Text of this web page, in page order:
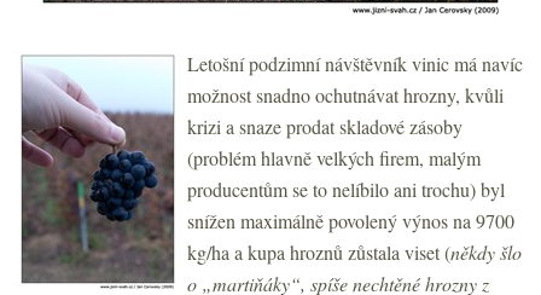
Letošní podzimní návštěvník vinic má navíc
možnost snadno ochutnávat hrozny, kvůli
krizi a snaze prodat skladové zásoby
(problém hlavně velkých firem, malým
producentům se to nelíbilo ani trochu) byl
snížen maximálně povolený výnos na 9700
kg/ha a kupa hroznů zůstala viset (někdy šlo
o „martiňáky“, spíše nechtěné hrozny z